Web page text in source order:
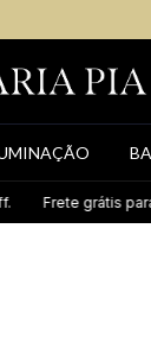
Frete grátis para